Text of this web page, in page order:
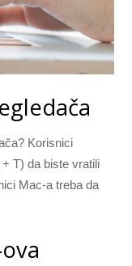
Korisnici
T) da biste vratili
Mac-a treba da